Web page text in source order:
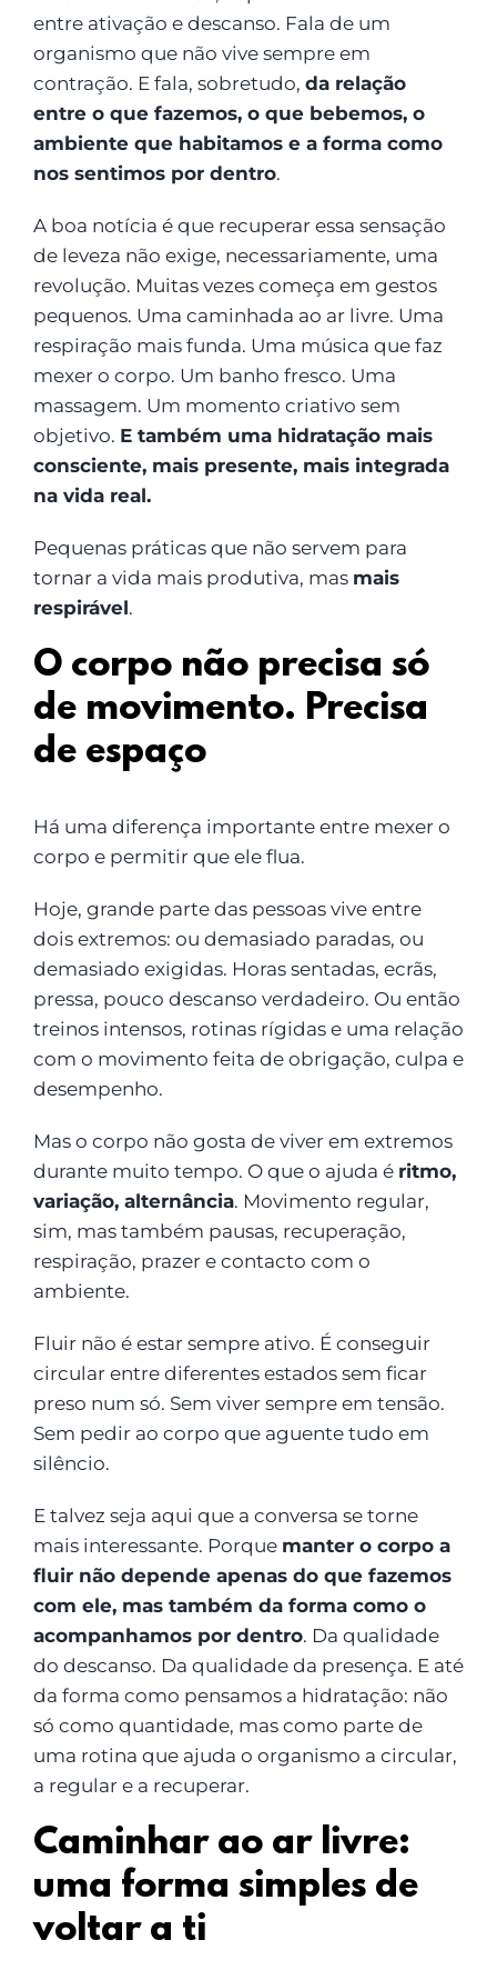
entre ativação e descanso. Fala de um
organismo que não vive sempre em
contração. E fala, sobretudo, da relação
entre o que fazemos, o que bebemos, o
ambiente que habitamos e a forma como
nos sentimos por dentro.
A boa notícia é que recuperar essa sensação
de leveza não exige, necessariamente, uma
revolução. Muitas vezes começa em gestos
pequenos. Uma caminhada ao ar livre. Uma
respiração mais funda. Uma música que faz
mexer o corpo. Um banho fresco. Uma
massagem. Um momento criativo sem
objetivo. E também uma hidratação mais
consciente, mais presente, mais integrada
na vida real.
Pequenas práticas que não servem para
tornar a vida mais produtiva, mas mais
respirável.
O corpo não precisa só
de movimento. Precisa
de espaço
Há uma diferença importante entre mexer o
corpo e permitir que ele flua.
Hoje, grande parte das pessoas vive entre
dois extremos: ou demasiado paradas, ou
demasiado exigidas. Horas sentadas, ecrãs,
pressa, pouco descanso verdadeiro. Ou então
treinos intensos, rotinas rígidas e uma relação
com o movimento feita de obrigação, culpa e
desempenho.
Mas o corpo não gosta de viver em extremos
durante muito tempo. O que o ajuda é ritmo,
variação, alternância. Movimento regular,
sim, mas também pausas, recuperação,
respiração, prazer e contacto com o
ambiente.
Fluir não é estar sempre ativo. É conseguir
circular entre diferentes estados sem ficar
preso num só. Sem viver sempre em tensão.
Sem pedir ao corpo que aguente tudo em
silêncio.
E talvez seja aqui que a conversa se torne
mais interessante. Porque manter o corpo a
fluir não depende apenas do que fazemos
com ele, mas também da forma como o
acompanhamos por dentro. Da qualidade
do descanso. Da qualidade da presença. E até
da forma como pensamos a hidratação: não
só como quantidade, mas como parte de
uma rotina que ajuda o organismo a circular,
a regular e a recuperar.
Caminhar ao ar livre:
uma forma simples de
voltar a ti